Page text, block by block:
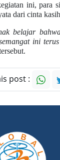
ini, para
dari cinta
belajar
ini
post :